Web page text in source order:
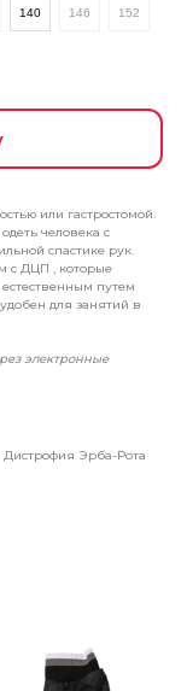
140 146 152
или гастростомой.
человека с
спастике рук.
с ДЦП , которые
путем
для занятий в
электронные
Эрба-Рота